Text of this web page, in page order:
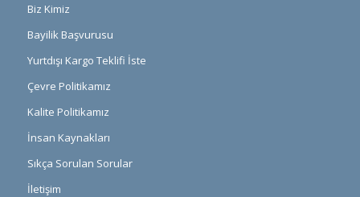
Biz Kimiz
Bayilik Başvurusu
Yurtdışı Kargo Teklifi İste
Çevre Politikamız
Kalite Politikamız
İnsan Kaynakları
Sıkça Sorulan Sorular
İletişim